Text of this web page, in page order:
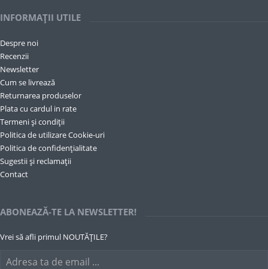
INFORMAȚII UTILE
Despre noi
Recenzii
Newsletter
Cum se livrează
Returnarea produselor
Plata cu cardul in rate
Termeni și condiții
Politica de utilizare Cookie-uri
Politica de confidențialitate
Sugestii și reclamații
Contact
ABONEAZĂ-TE LA NEWSLETTER!
Vrei să afli primul NOUTĂȚILE?